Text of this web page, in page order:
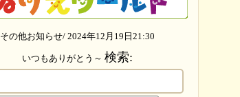
その他お知らせ/ 2024年12月19日21:30
いつもありがとう～検索: